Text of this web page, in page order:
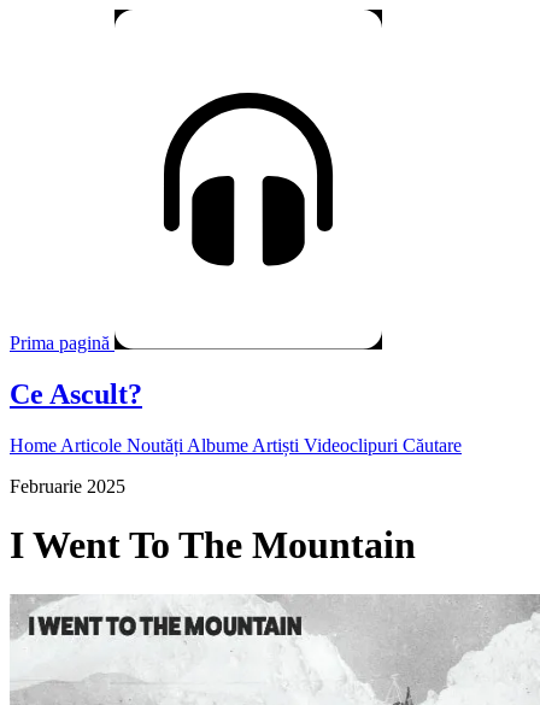
Prima pagină
Ce Ascult?
Home Articole Noutăți Albume Artiști Videoclipuri Căutare
Februarie 2025
I Went To The Mountain
Pagina externă
Pagina externă